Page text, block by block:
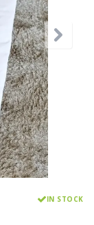
IN STOCK